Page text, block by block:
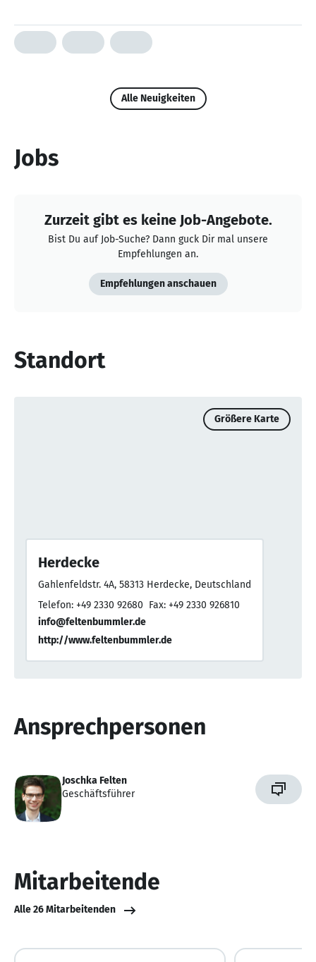
Alle Neuigkeiten
Jobs
Zurzeit gibt es keine Job-Angebote.
Bist Du auf Job-Suche? Dann guck Dir mal unsere
Empfehlungen an.
Empfehlungen anschauen
Standort
Größere Karte
Herdecke
Gahlenfeldstr. 4A, 58313 Herdecke, Deutschland
Telefon: +49 2330 92680 Fax: +49 2330 926810
info@feltenbummler.de
http://www.feltenbummler.de
Ansprechpersonen
Joschka Felten
Geschäftsführer
Mitarbeitende
Alle 26 Mitarbeitenden